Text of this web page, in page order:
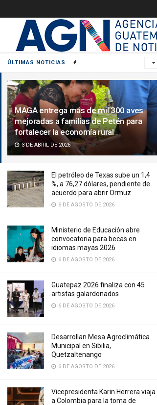
ÚLTIMAS NOTICIAS
MAGA entrega más de mil 300 aves
mejoradas a familias de Petén para
fortalecer la economía rural
3 DE ABRIL DE 2026
El petróleo de Texas sube un 1,4
%, a 76,27 dólares, pendiente de
acuerdo para abrir Ormuz
6 DE AGOSTO DE 2026
Ministerio de Educación abre
convocatoria para becas en
idiomas mayas 2026
6 DE AGOSTO DE 2026
Guatepaz 2026 finaliza con 45
artistas galardonados
6 DE AGOSTO DE 2026
Desarrollan Mesa Agroclimática
Municipal en Sibilia,
Quetzaltenango
6 DE AGOSTO DE 2026
Vicepresidenta Karin Herrera viaja
a Colombia para la toma de